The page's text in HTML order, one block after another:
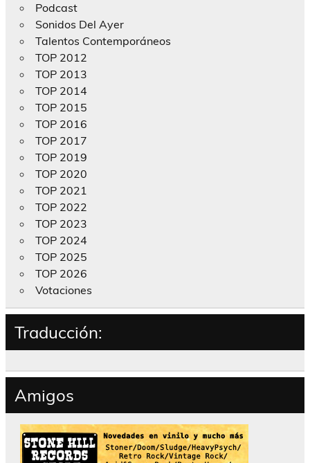
Podcast
Sonidos Del Ayer
Talentos Contemporáneos
TOP 2012
TOP 2013
TOP 2014
TOP 2015
TOP 2016
TOP 2017
TOP 2019
TOP 2020
TOP 2021
TOP 2022
TOP 2023
TOP 2024
TOP 2025
TOP 2026
Votaciones
Traducción:
Amigos